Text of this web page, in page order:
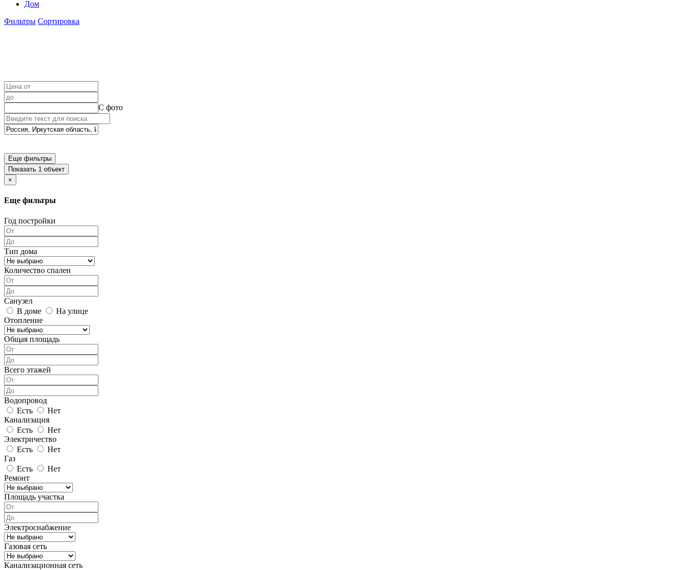
Дом
Фильтры Сортировка
С фото
Еще фильтры
Показать 1 объект
×
Еще фильтры
Год постройки
Тип дома
Количество спален
Санузел
В доме
На улице
Отопление
Общая площадь
Всего этажей
Водопровод
Есть
Нет
Канализация
Есть
Нет
Электричество
Есть
Нет
Газ
Есть
Нет
Ремонт
Площадь участка
Электроснабжение
Газовая сеть
Канализационная сеть